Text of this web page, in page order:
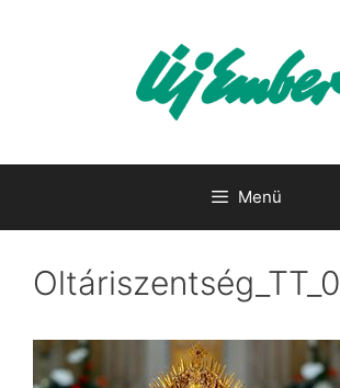
Menü
Oltáriszentség_TT_0